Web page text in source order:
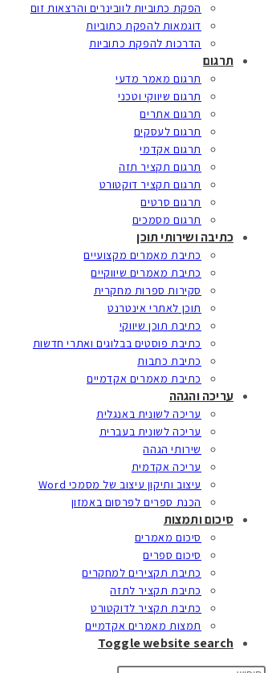
הפקת כתוביות לוובינרים והרצאות זום
דוגמאות להפקת כתוביות
הדרכות להפקת כתוביות
תרגום
תרגום מאמר מדעי
תרגום שיווקי וטכני
תרגום אתרים
תרגום לעסקים
תרגום אקדמי
תרגום תקציר תזה
תרגום תקציר דוקטורט
תרגום סרטים
תרגום מסמכים
כתיבה ושירותי תוכן
כתיבת מאמרים מקצועיים
כתיבת מאמרים שיווקיים
סקירות ספרות מחקרית
תוכן לאתרי אינטרנט
כתיבת תוכן שיווקי
כתיבת פוסטים בבלוגים ואתרי חדשות
כתיבת כתבות
כתיבת מאמרים אקדמיים
עריכה והגהה
עריכה לשונית באנגלית
עריכה לשונית בעברית
שירותי הגהה
עריכה אקדמית
עיצוב ותיקון עיצוב של מסמכי Word
הכנת ספרים לפרסום באמזון
סיכום ותמצות
סיכום מאמרים
סיכום ספרים
כתיבת תקצירים למחקרים
כתיבת תקציר לתזה
כתיבת תקציר לדוקטורט
תמצות מאמרים אקדמיים
Toggle website search